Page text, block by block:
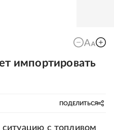
импортировать
ПОДЕЛИТЬСЯ
с топливом